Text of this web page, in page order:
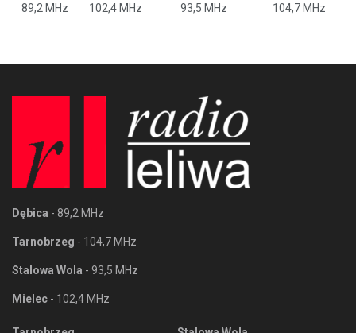
89,2 MHz
102,4 MHz 93,5 MHz 104,7 MHz
Dębica - 89,2 MHz
Tarnobrzeg - 104,7 MHz
Stalowa Wola - 93,5 MHz
Mielec - 102,4 MHz